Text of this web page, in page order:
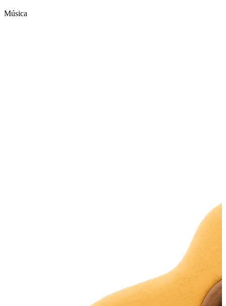
Música